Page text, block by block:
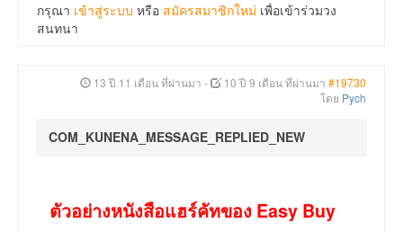
กรุณา เข้าสู่ระบบ หรือ สมัครสมาชิกใหม่ เพื่อเข้าร่วมวง
สนทนา
13 ปี 11 เดือน ที่ผ่านมา - 10 ปี 9 เดือน ที่ผ่านมา #19730
โดย Pych
COM_KUNENA_MESSAGE_REPLIED_NEW
ตัวอย่างหนังสือแฮร์คัทของ Easy Buy